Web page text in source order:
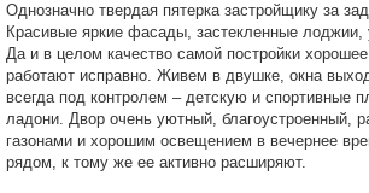
Однозначно твердая пятерка застройщику за
Красивые яркие фасады, застекленные лоджии,
Да и в целом качество самой постройки
работают исправно. Живем в двушке, окна
всегда под контролем – детскую и спортивные
ладони. Двор очень уютный, благоустроенный,
газонами и хорошим освещением в вечернее
рядом, к тому же ее активно расширяют.